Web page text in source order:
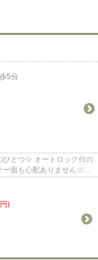
5分
とつ☆ オートロック付の
面も心配ありません☆そ
)